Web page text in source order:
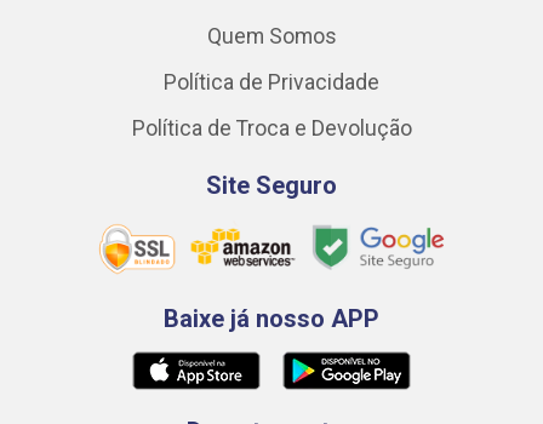
Quem Somos
Política de Privacidade
Política de Troca e Devolução
Site Seguro
Baixe já nosso APP